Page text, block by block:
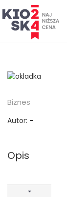
Biznes
Autor: -
Opis